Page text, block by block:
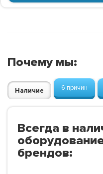
Почему мы:
Наличие 6 причин
Всегда в
брендов: